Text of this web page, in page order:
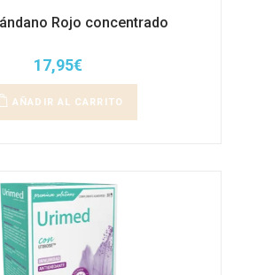
Rojo concentrado
17,95€
AÑADIR AL CARRITO